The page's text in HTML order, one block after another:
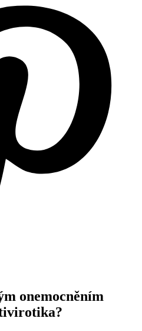
onemocněním